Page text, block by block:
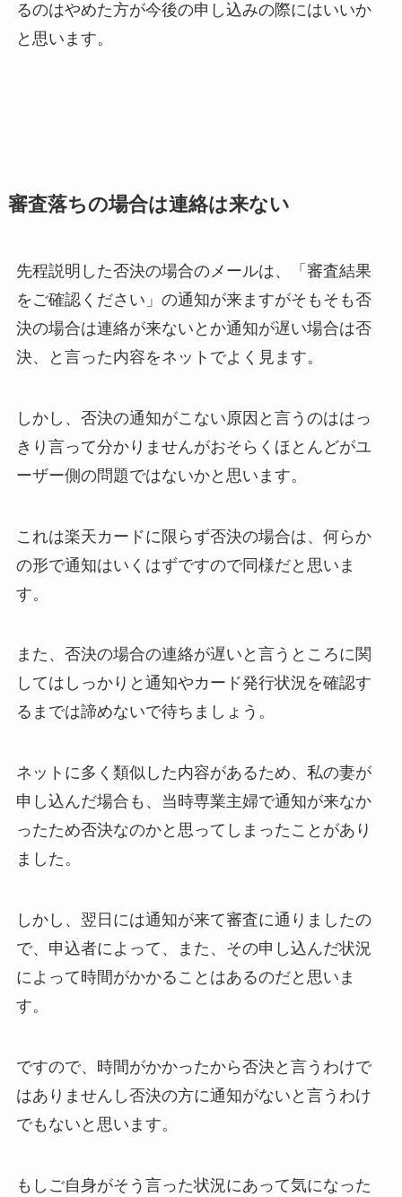
るのはやめた方が今後の申し込みの際にはいいか
と思います。
審査落ちの場合は連絡は来ない
先程説明した否決の場合のメールは、「審査結果
をご確認ください」の通知が来ますがそもそも否
決の場合は連絡が来ないとか通知が遅い場合は否
決、と言った内容をネットでよく見ます。
しかし、否決の通知がこない原因と言うのははっ
きり言って分かりませんがおそらくほとんどがユ
ーザー側の問題ではないかと思います。
これは楽天カードに限らず否決の場合は、何らか
の形で通知はいくはずですので同様だと思いま
す。
また、否決の場合の連絡が遅いと言うところに関
してはしっかりと通知やカード発行状況を確認す
るまでは諦めないで待ちましょう。
ネットに多く類似した内容があるため、私の妻が
申し込んだ場合も、当時専業主婦で通知が来なか
ったため否決なのかと思ってしまったことがあり
ました。
しかし、翌日には通知が来て審査に通りましたの
で、申込者によって、また、その申し込んだ状況
によって時間がかかることはあるのだと思いま
す。
ですので、時間がかかったから否決と言うわけで
はありませんし否決の方に通知がないと言うわけ
でもないと思います。
もしご自身がそう言った状況にあって気になった